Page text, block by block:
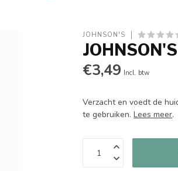
JOHNSON'S
€3,49 Incl. btw
Verzacht en voedt de
te gebruiken.Lees meer.